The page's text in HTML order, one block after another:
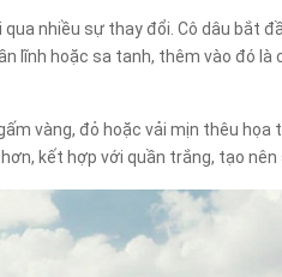
nhiều sự thay đổi. Cô dâu bắt
lĩnh hoặc sa tanh, thêm vào đó
vàng, đỏ hoặc vải mịn thêu họa
kết hợp với quần trắng, tạo nên